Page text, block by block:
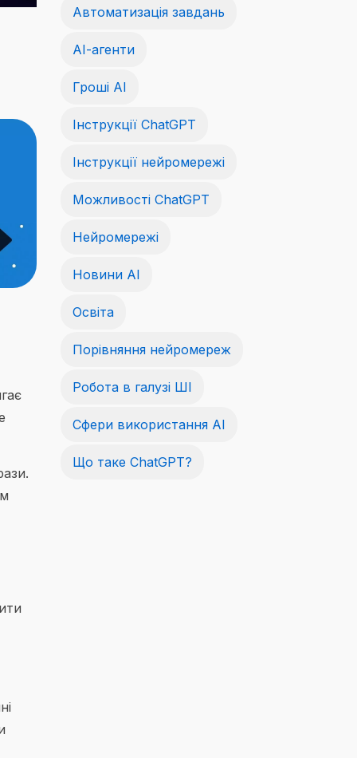
Автоматизація завдань
АІ-агенти
Гроші АІ
Інструкції ChatGPT
Інструкції нейромережі
Можливості ChatGPT
Нейромережі
Новини AI
Освіта
Порівняння нейромереж
Робота в галузі ШІ
Сфери використання AI
Що таке ChatGPT?